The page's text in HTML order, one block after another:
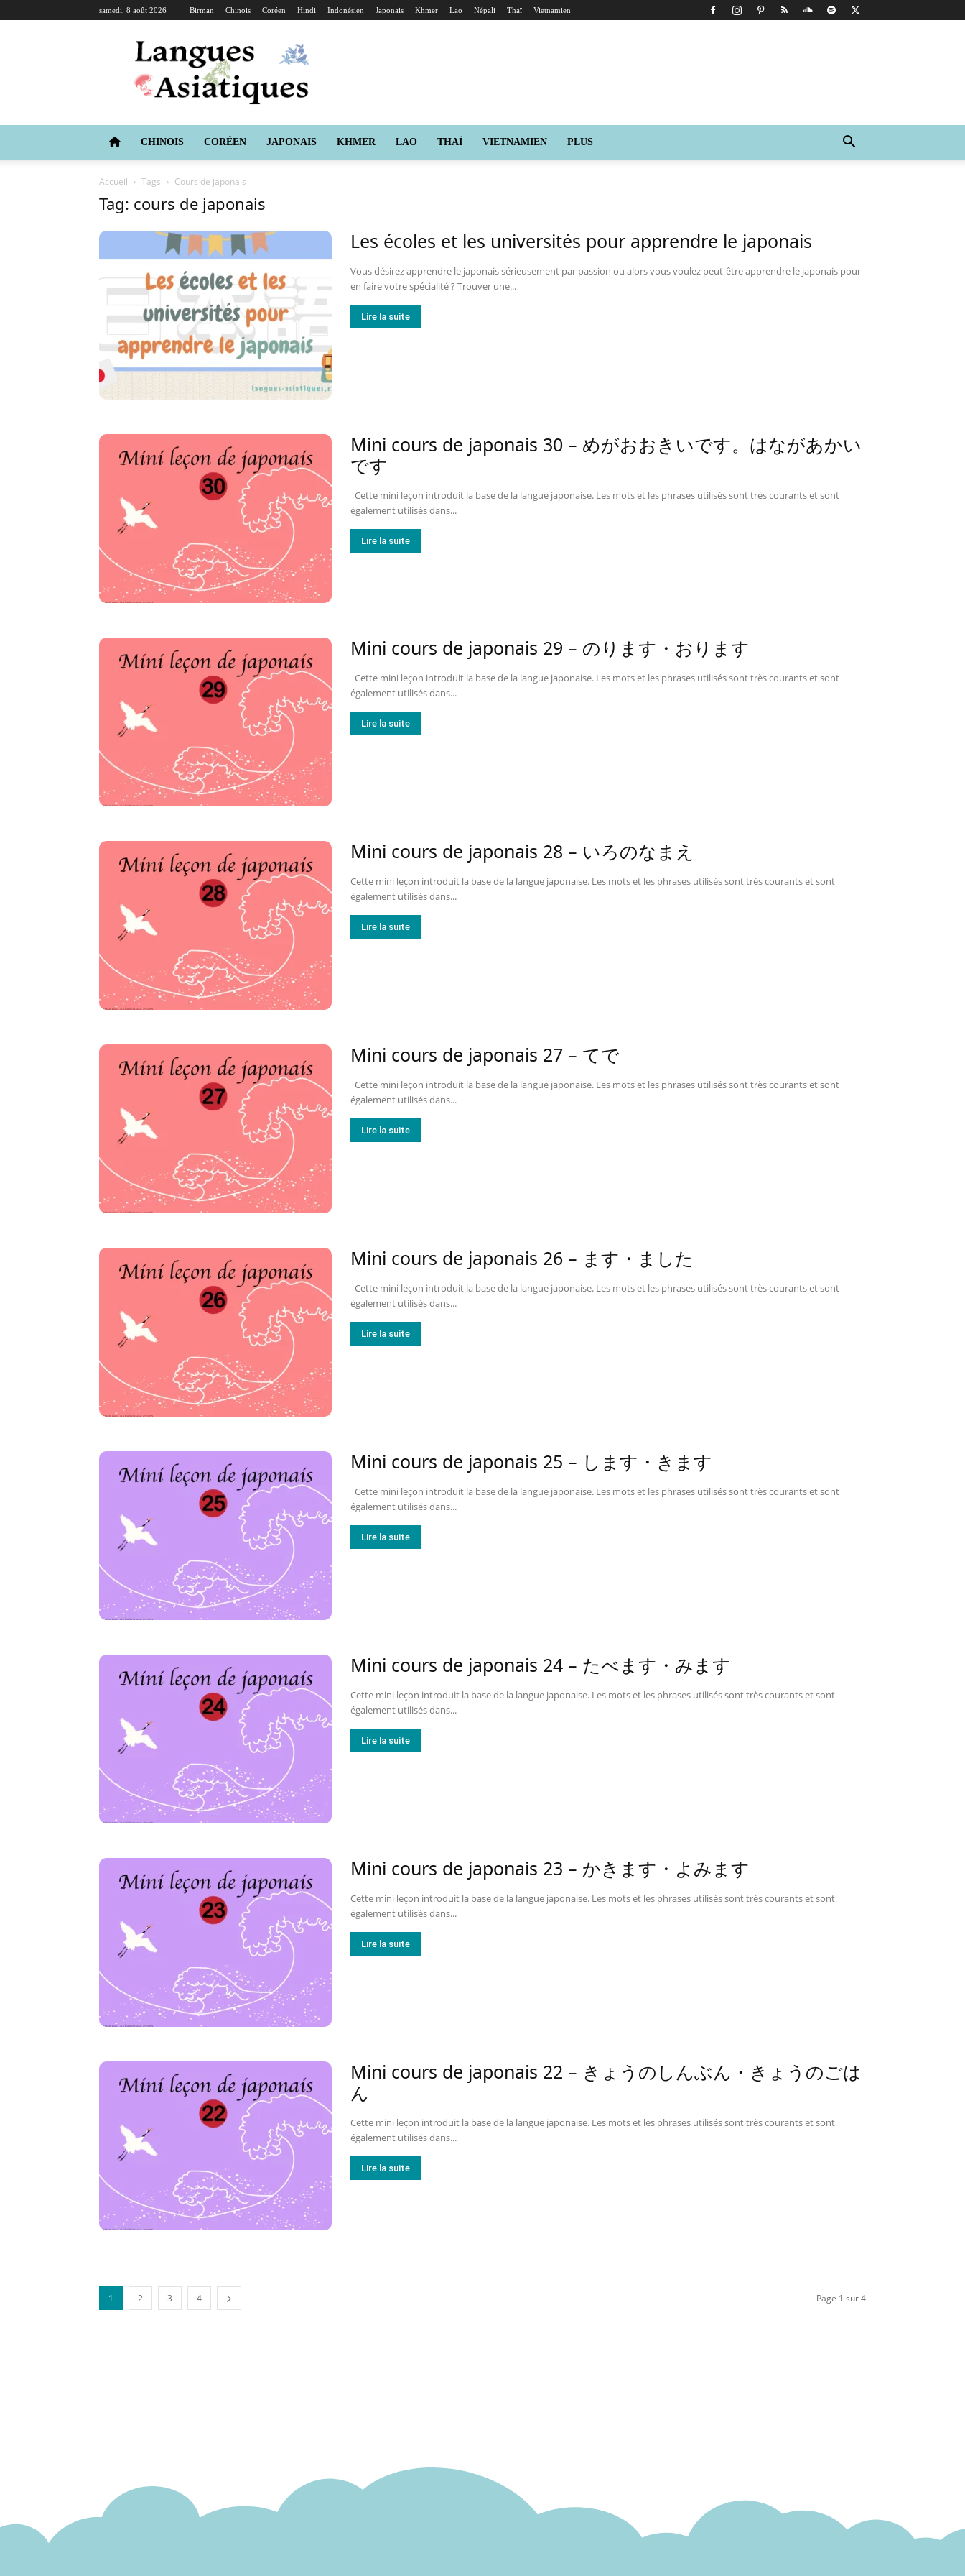
samedi, 8 août 2026 Birman Chinois Coréen Hindi Indonésien Japonais Khmer Lao Népali Thaï Vietnamien
Langues
Asiatiques
CHINOIS CORÉEN JAPONAIS KHMER LAO THAÏ VIETNAMIEN PLUS
Accueil Tags Cours de japonais
Tag: cours de japonais
Les écoles et les universités pour apprendre le japonais
Vous désirez apprendre le japonais sérieusement par passion ou alors vous voulez peut-être apprendre le japonais pour
en faire votre spécialité ? Trouver une...
Lire la suite
Mini cours de japonais 30 – めがおおきいです。はながあかい
です
Cette mini leçon introduit la base de la langue japonaise. Les mots et les phrases utilisés sont très courants et sont
également utilisés dans...
Lire la suite
Mini cours de japonais 29 – のります・おります
Cette mini leçon introduit la base de la langue japonaise. Les mots et les phrases utilisés sont très courants et sont
également utilisés dans...
Lire la suite
Mini cours de japonais 28 – いろのなまえ
Cette mini leçon introduit la base de la langue japonaise. Les mots et les phrases utilisés sont très courants et sont
également utilisés dans...
Lire la suite
Mini cours de japonais 27 – てで
Cette mini leçon introduit la base de la langue japonaise. Les mots et les phrases utilisés sont très courants et sont
également utilisés dans...
Lire la suite
Mini cours de japonais 26 – ます・ました
Cette mini leçon introduit la base de la langue japonaise. Les mots et les phrases utilisés sont très courants et sont
également utilisés dans...
Lire la suite
Mini cours de japonais 25 – します・きます
Cette mini leçon introduit la base de la langue japonaise. Les mots et les phrases utilisés sont très courants et sont
également utilisés dans...
Lire la suite
Mini cours de japonais 24 – たべます・みます
Cette mini leçon introduit la base de la langue japonaise. Les mots et les phrases utilisés sont très courants et sont
également utilisés dans...
Lire la suite
Mini cours de japonais 23 – かきます・よみます
Cette mini leçon introduit la base de la langue japonaise. Les mots et les phrases utilisés sont très courants et sont
également utilisés dans...
Lire la suite
Mini cours de japonais 22 – きょうのしんぶん・きょうのごは
ん
Cette mini leçon introduit la base de la langue japonaise. Les mots et les phrases utilisés sont très courants et sont
également utilisés dans...
Lire la suite
1 2 3 4 Page 1 sur 4